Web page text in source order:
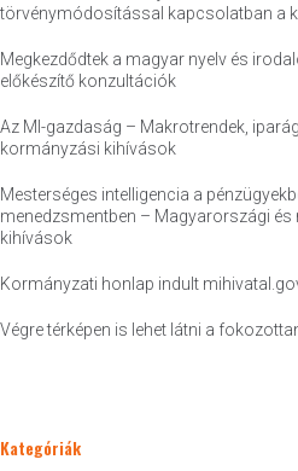
törvénymódosítással kapcsolatban a
Megkezdődtek a magyar nyelv és
előkészítő konzultációk
Az MI-gazdaság – Makrotrendek,
kormányzási kihívások
Mesterséges intelligencia a
menedzsmentben – Magyarországi
kihívások
Kormányzati honlap indult
Végre térképen is lehet látni a
Kategóriák